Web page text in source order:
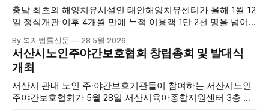
충남 최초의 해양치유시설인 태안해양치유센터가 올해 1월 12
일 정식개관 이후 4개월 만에 누적 이용객 1만 2천 명을 넘어
양자원을 활용한 맞춤형 프로그램과 차별화된 웰니스 콘텐츠
를 선보이며 관광객과 군민의 발길을 끌고 있다. 센터는 염지
하수, 피트 등 태안의 청정 해양자원을 활용해 몸과 마음의 회
복을 돕는 다양한 프로그램을 운영하고
By 복지법률신문 28 5월 2026
서산시노인주야간보호협회 창립총회 및 발대식
개최
서산시 관내 노인 주·야간보호기관들이 참여하는 서산시노인
주야간보호협회가 5월 28일 서산시육아종합지원센터 3층 공